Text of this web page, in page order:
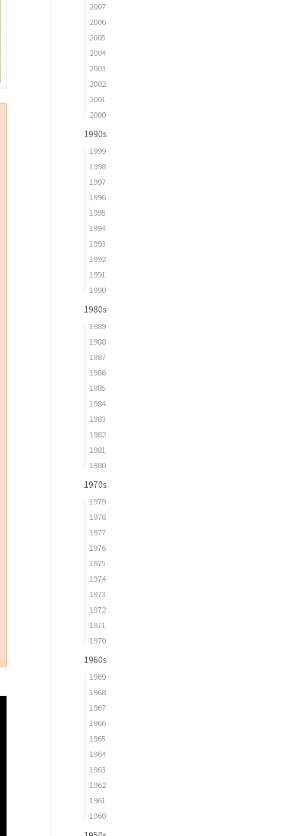
2007
2006
2005
2004
2003
2002
2001
2000
1990s
1999
1998
1997
1996
1995
1994
1993
1992
1991
1990
1980s
1989
1988
1987
1986
1985
1984
1983
1982
1981
1980
1970s
1979
1978
1977
1976
1975
1974
1973
1972
1971
1970
1960s
1969
1968
1967
1966
1965
1964
1963
1962
1961
1960